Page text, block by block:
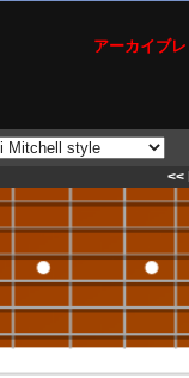
アーカイブ
<<